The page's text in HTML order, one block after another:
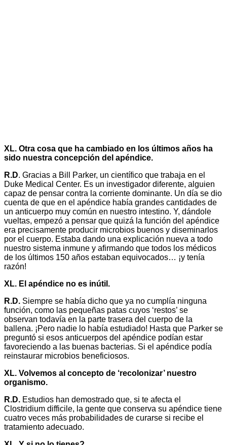
XL. Otra cosa que ha cambiado en los últimos años ha
sido nuestra concepción del apéndice.
R.D. Gracias a Bill Parker, un científico que trabaja en el
Duke Medical Center. Es un investigador diferente, alguien
capaz de pensar contra la corriente dominante. Un día se dio
cuenta de que en el apéndice había grandes cantidades de
un anticuerpo muy común en nuestro intestino. Y, dándole
vueltas, empezó a pensar que quizá la función del apéndice
era precisamente producir microbios buenos y diseminarlos
por el cuerpo. Estaba dando una explicación nueva a todo
nuestro sistema inmune y afirmando que todos los médicos
de los últimos 150 años estaban equivocados… ¡y tenía
razón!
XL. El apéndice no es inútil.
R.D. Siempre se había dicho que ya no cumplía ninguna
función, como las pequeñas patas cuyos ‘restos’ se
observan todavía en la parte trasera del cuerpo de la
ballena. ¡Pero nadie lo había estudiado! Hasta que Parker se
preguntó si esos anticuerpos del apéndice podían estar
favoreciendo a las buenas bacterias. Si el apéndice podía
reinstaurar microbios beneficiosos.
XL. Volvemos al concepto de ‘recolonizar’ nuestro
organismo.
R.D. Estudios han demostrado que, si te afecta el
Clostridium difficile, la gente que conserva su apéndice tiene
cuatro veces más probabilidades de curarse si recibe el
tratamiento adecuado.